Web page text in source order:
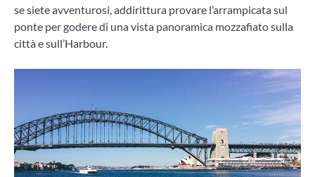
se siete avventurosi, addirittura provare l’arrampicata sul
ponte per godere di una vista panoramica mozzafiato sulla
città e sull’Harbour.